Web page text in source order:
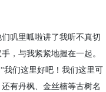
叽里呱啦讲了我听不真切
，与我紧紧地握在一起。
我们这里好吧！我们这里可
还有丹枫、金丝楠等古树名